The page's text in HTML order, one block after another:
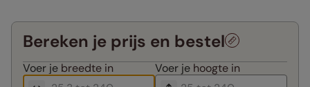
Bereken je prijs en bestel
Voer je breedte in Voer je hoogte in